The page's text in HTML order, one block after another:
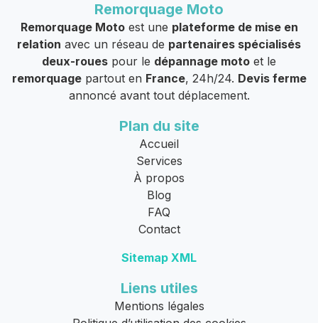
Remorquage Moto
Remorquage Motoest une plateforme de mise en
relation avec un réseau de partenaires spécialisés
deux-roues pour le dépannage moto et le
remorquagepartout en France, 24h/24. Devis ferme
annoncé avant tout déplacement.
Plan du site
Accueil
Services
À propos
Blog
FAQ
Contact
Sitemap XML
Liens utiles
Mentions légales